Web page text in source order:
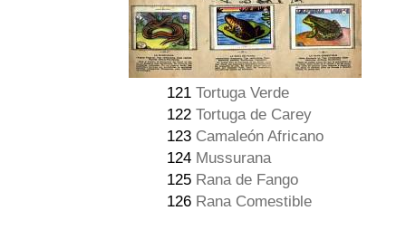
121 Tortuga Verde
122 Tortuga de Carey
123 Camaleón Africano
124 Mussurana
125 Rana de Fango
126 Rana Comestible